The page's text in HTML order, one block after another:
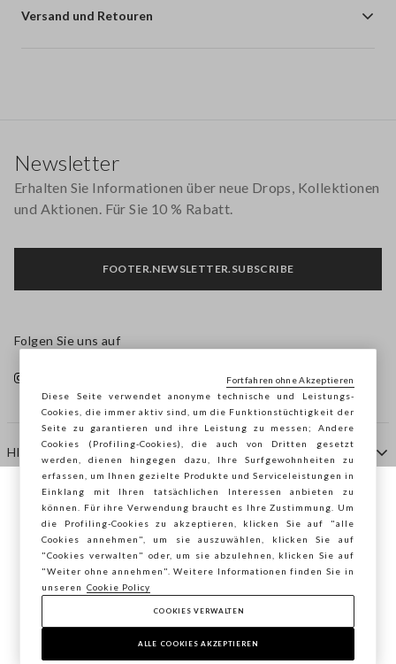
Versand und Retouren
HILFE
AGENTUR
KONTAKTE
Newsletter
Erhalten Sie Informationen über neue Drops, Kollektionen
und Aktionen. Für Sie 10 % Rabatt.
FOOTER.NEWSLETTER.SUBSCRIBE
Folgen Sie uns auf
Copyright © Ovs S.p.A. MwSt.-Nr. 04240010274 - Kap.
Kap. 290.923.470 -2.4.0
Sie surfen auf der Seite von STEFANEL
Deutschland, möchten Sie Ihren Standort
speichern?
BESTÄTIGEN
Diese Seite verwendet anonyme technische und Leistungs-
Cookies, die immer aktiv sind, um die Funktionstüchtigkeit der
Seite zu garantieren und ihre Leistung zu messen; Andere
Cookies (Profiling-Cookies), die auch von Dritten gesetzt
werden, dienen hingegen dazu, Ihre Surfgewohnheiten zu
erfassen, um Ihnen gezielte Produkte und Serviceleistungen in
Einklang mit Ihren tatsächlichen Interessen anbieten zu
können. Für ihre Verwendung braucht es Ihre Zustimmung. Um
die Profiling-Cookies zu akzeptieren, klicken Sie auf "alle
Cookies annehmen", um sie auszuwählen, klicken Sie auf
"Cookies verwalten" oder, um sie abzulehnen, klicken Sie auf
"Weiter ohne annehmen". Weitere Informationen finden Sie in
unseren
Cookie Policy
COOKIES VERWALTEN
ALLE COOKIES AKZEPTIEREN
Fortfahren ohne Akzeptieren